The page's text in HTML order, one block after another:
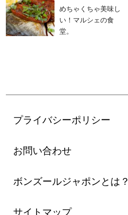
めちゃくちゃ美味し
い！マルシェの食
堂。
プライバシーポリシー
お問い合わせ
ボンズールジャポンとは？
サイトマップ